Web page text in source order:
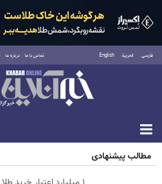
فارسی العربية English تماس با ما درباره ما
پنجشنبه ۱۵ مرداد ۱۴۰۵
مطالب پیشنهادی